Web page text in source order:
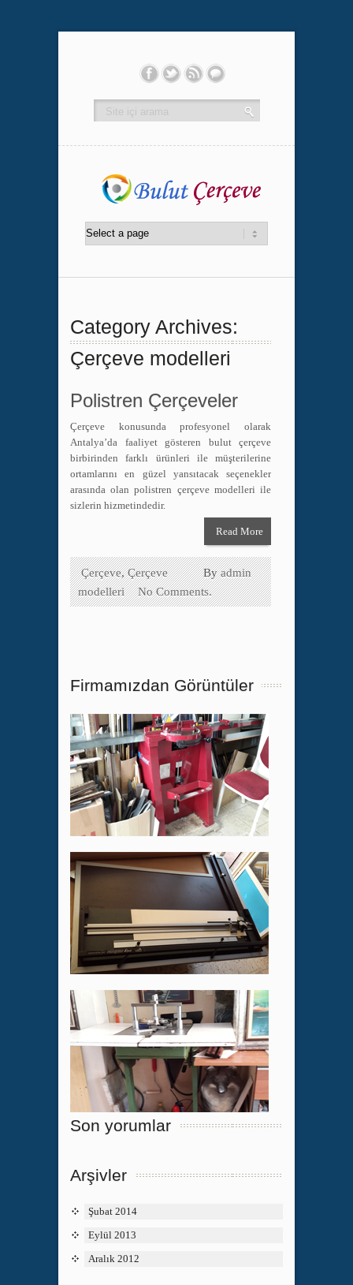
Category Archives:
Çerçeve modelleri
Polistren Çerçeveler
Çerçeve konusunda profesyonel olarak
Antalya’da faaliyet gösteren bulut çerçeve
birbirinden farklı ürünleri ile müşterilerine
ortamlarını en güzel yansıtacak seçenekler
arasında olan polistren çerçeve modelleri ile
sizlerin hizmetindedir.
Read More
Byadmin
Çerçeve,Çerçeve
modelleri
No Comments.
Firmamızdan Görüntüler
Son yorumlar
Arşivler
Şubat 2014
Eylül 2013
Aralık 2012